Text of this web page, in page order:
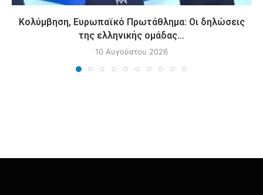
Κολύμβηση, Ευρωπαϊκό Πρωτάθλημα: Οι δηλώσεις
της ελληνικής ομάδας...
10 Αυγούστου 2026